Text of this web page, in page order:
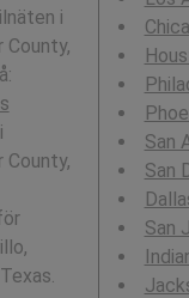
i
County,
County,
San
San
San